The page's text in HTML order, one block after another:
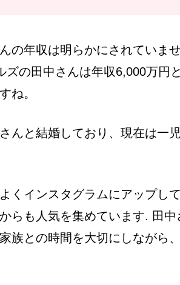
の年収は明らかにされていませ
ズの田中さんは年収6,000万円
ね。
んと結婚しており、現在は一
くインスタグラムにアップし
らも人気を集めています. 田
族との時間を大切にしながら